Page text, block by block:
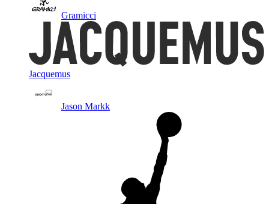
Gramicci
Jacquemus
Jason Markk